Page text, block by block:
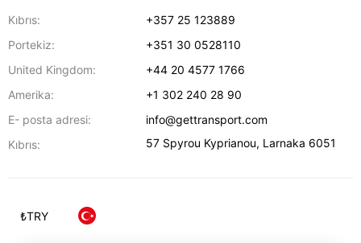
Kıbrıs:
+357 25 123889
Portekiz:
+351 30 0528110
United Kingdom:
+44 20 4577 1766
Amerika:
+1 302 240 28 90
E- posta adresi:
info@gettransport.com
Kıbrıs:
57 Spyrou Kyprianou, Larnaka 6051
₺TRY